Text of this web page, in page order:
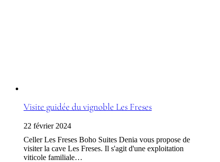
Visite guidée du vignoble Les Freses
22 février 2024
Celler Les Freses Boho Suites Denia vous propose de
visiter la cave Les Freses. Il s'agit d'une exploitation
viticole familiale…